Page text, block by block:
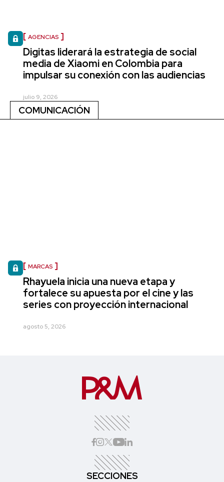
AGENCIAS
Digitas liderará la estrategia de social
media de Xiaomi en Colombia para
impulsar su conexión con las audiencias
julio 9, 2026
COMUNICACIÓN
MARCAS
Rhayuela inicia una nueva etapa y
fortalece su apuesta por el cine y las
series con proyección internacional
agosto 5, 2026
SECCIONES